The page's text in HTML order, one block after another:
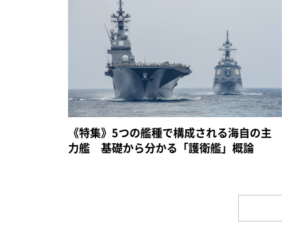
《特集》5つの艦種で構成される海自の主
力艦 基礎から分かる「護衛艦」概論